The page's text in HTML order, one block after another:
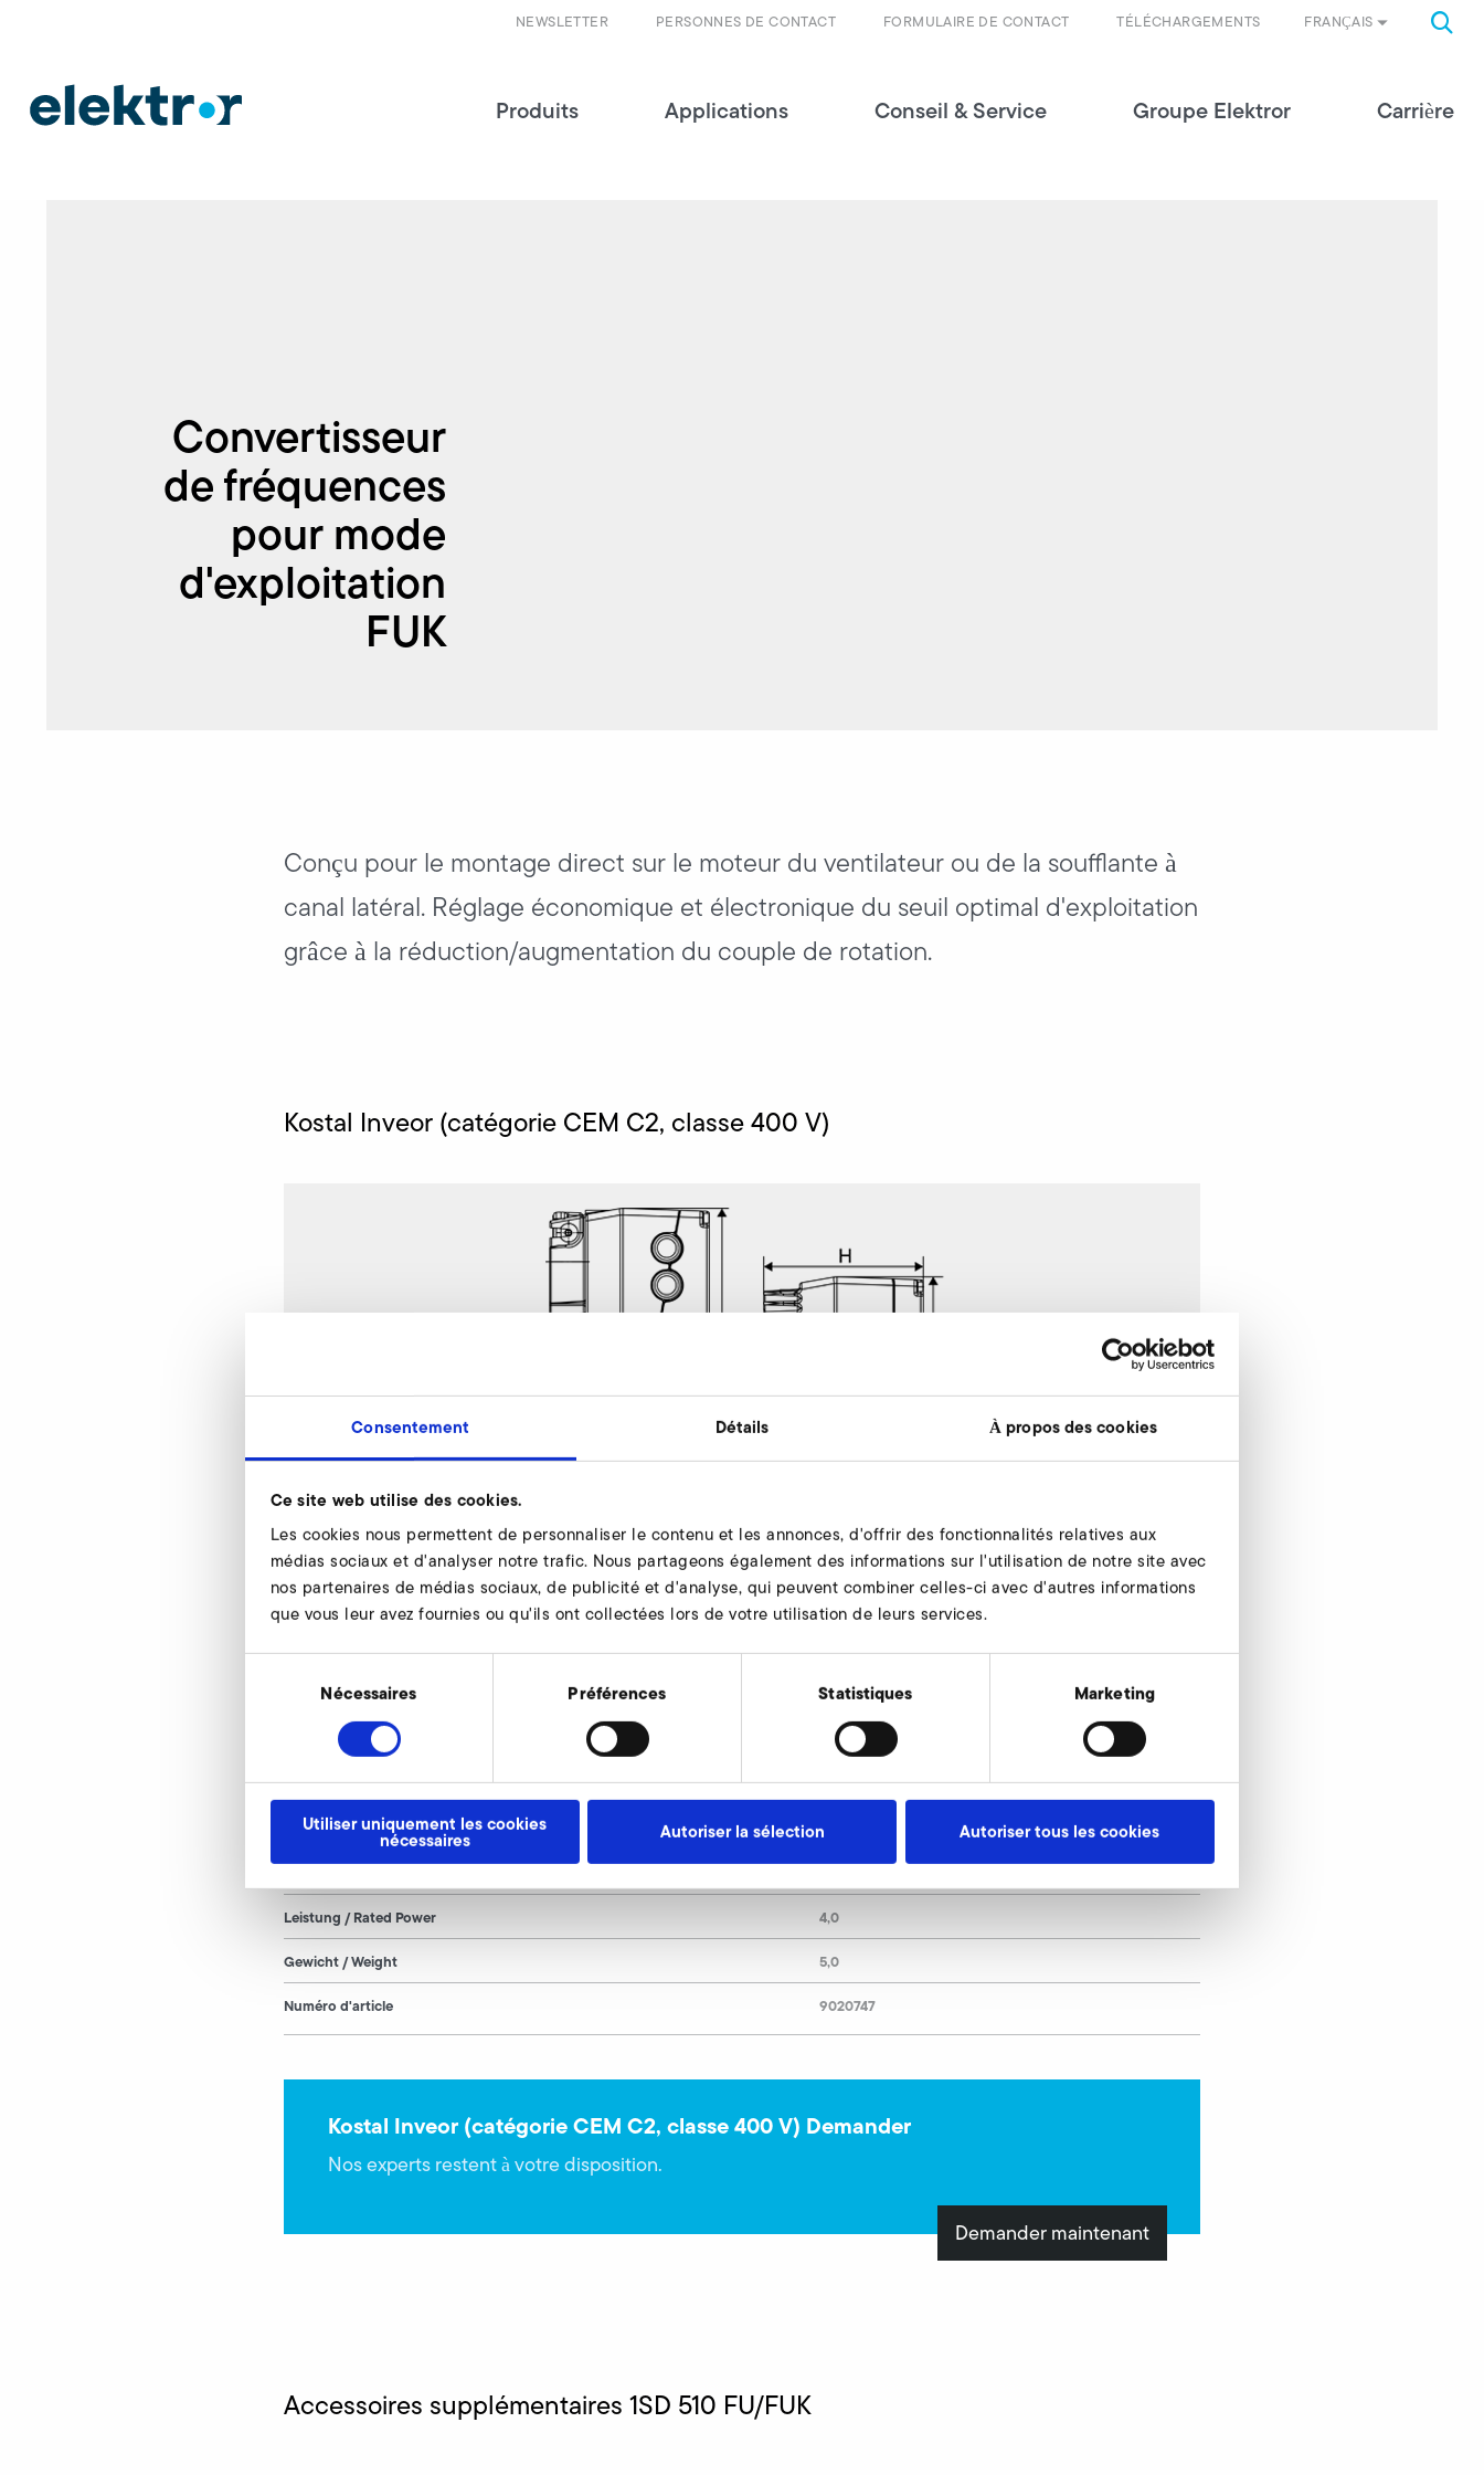
Consentement Détails À propos des cookies
Ce site web utilise des cookies.
Les cookies nous permettent de personnaliser le contenu et les annonces, d'offrir des fonctionnalités relatives aux
médias sociaux et d'analyser notre trafic. Nous partageons également des informations sur l'utilisation de notre site avec
nos partenaires de médias sociaux, de publicité et d'analyse, qui peuvent combiner celles-ci avec d'autres informations
que vous leur avez fournies ou qu'ils ont collectées lors de votre utilisation de leurs services.
consentement
Nécessaires Préférences Statistiques Marketing
Utiliser uniquement les cookies
nécessaires Autoriser la sélection Autoriser tous les cookies
FRANÇAIS
TÉLÉCHARGEMENTS
FORMULAIRE DE CONTACT
PERSONNES DE CONTACT
NEWSLETTER
Produits Applications Conseil & Service Groupe Elektror Carrière
Convertisseur
de fréquences
pour mode
d'exploitation
FUK
Conçu pour le montage direct sur le moteur du ventilateur ou de la soufflante à
canal latéral. Réglage économique et électronique du seuil optimal d'exploitation
grâce à la réduction/augmentation du couple de rotation.
Kostal Inveor (catégorie CEM C2, classe 400 V)
1SD 510 FU/FUK
1SD 510 FU/FUK 80 Hz
L
Leistung / Rated Power
Gewicht / Weight
Numéro d'article
270
189
4,0
5,0
9020747
Kostal Inveor (catégorie CEM C2, classe 400 V) Demander
Nos experts restent à votre disposition.
Demander maintenant
Accessoires supplémentaires 1SD 510 FU/FUK